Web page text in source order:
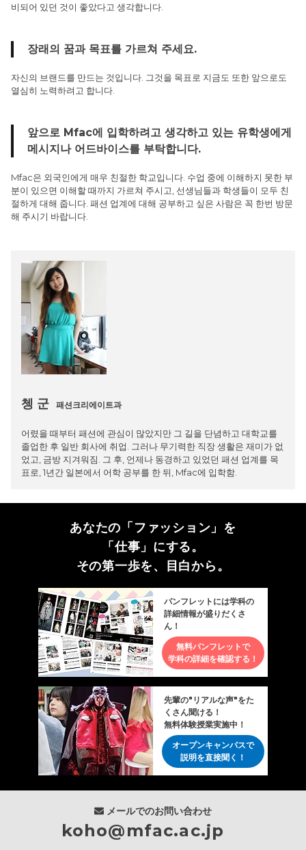
비되어 있던 것이 좋았다고 생각합니다.
장래의 꿈과 목표를 가르쳐 주세요.
자신의 브랜드를 만드는 것입니다. 그것을 목표로 지금도 또한 앞으로도
열심히 노력하려고 합니다.
앞으로 Mfac에 입학하려고 생각하고 있는 유학생에게
메시지나 어드바이스를 부탁합니다.
Mfac은 외국인에게 매우 친절한 학교입니다. 수업 중에 이해하지 못한 부
분이 있으면 이해할 때까지 가르쳐 주시고, 선생님들과 학생들이 모두 친
절하게 대해 줍니다. 패션 업계에 대해 공부하고 싶은 사람은 꼭 한번 방문
해 주시기 바랍니다.
쳉 군 패션크리에이트과
어렸을 때부터 패션에 관심이 많았지만 그 길을 단념하고 대학교를
졸업한 후 일반 회사에 취업. 그러나 무기력한 직장 생활은 재미가 없
었고, 금방 지겨워짐. 그 후, 언제나 동경하고 있었던 패션 업계를 목
표로, 1년간 일본에서 어학 공부를 한 뒤, Mfac에 입학함.
あなたの「ファッション」を
「仕事」にする。
その第一歩を、目白から。
パンフレットには学科の
詳細情報が盛りだくさ
ん！
無料パンフレットで
学科の詳細を確認する！
先輩の"リアルな声"をた
くさん聞ける！
無料体験授業実施中！
オープンキャンパスで
説明を直接聞く！
メールでのお問い合わせ
koho@mfac.ac.jp